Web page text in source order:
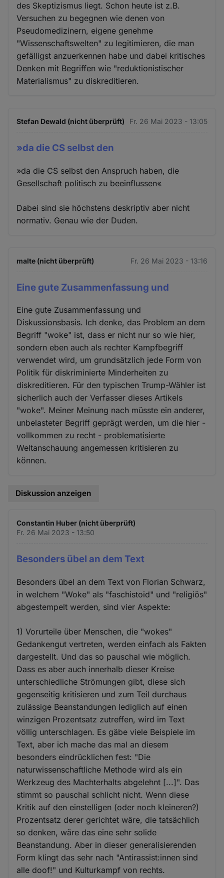
des Skeptizismus liegt. Schon heute ist z.B.
Versuchen zu begegnen wie denen von
Pseudomedizinern, eigene genehme
"Wissenschaftswelten" zu legitimieren, die man
gefälligst anzuerkennen habe und dabei kritisches
Denken mit Begriffen wie "reduktionistischer
Materialismus" zu diskreditieren.
Stefan Dewald (nicht überprüft) Fr. 26 Mai 2023 - 13:05
»da die CS selbst den
»da die CS selbst den Anspruch haben, die
Gesellschaft politisch zu beeinflussen«
Dabei sind sie höchstens deskriptiv aber nicht
normativ. Genau wie der Duden.
malte (nicht überprüft) Fr. 26 Mai 2023 - 13:16
Eine gute Zusammenfassung und
Eine gute Zusammenfassung und
Diskussionsbasis. Ich denke, das Problem an dem
Begriff "woke" ist, dass er nicht nur so wie hier,
sondern eben auch als rechter Kampfbegriff
verwendet wird, um grundsätzlich jede Form von
Politik für diskriminierte Minderheiten zu
diskreditieren. Für den typischen Trump-Wähler ist
sicherlich auch der Verfasser dieses Artikels
"woke". Meiner Meinung nach müsste ein anderer,
unbelasteter Begriff geprägt werden, um die hier -
vollkommen zu recht - problematisierte
Weltanschauung angemessen kritisieren zu
können.
Diskussion anzeigen
Constantin Huber (nicht überprüft)
Fr. 26 Mai 2023 - 13:50
Besonders übel an dem Text
Besonders übel an dem Text von Florian Schwarz,
in welchem "Woke" als "faschistoid" und "religiös"
abgestempelt werden, sind vier Aspekte:
1) Vorurteile über Menschen, die "wokes"
Gedankengut vertreten, werden einfach als Fakten
dargestellt. Und das so pauschal wie möglich.
Dass es aber auch innerhalb dieser Kreise
unterschiedliche Strömungen gibt, diese sich
gegenseitig kritisieren und zum Teil durchaus
zulässige Beanstandungen lediglich auf einen
winzigen Prozentsatz zutreffen, wird im Text
völlig unterschlagen. Es gäbe viele Beispiele im
Text, aber ich mache das mal an diesem
besonders eindrücklichen fest: "Die
naturwissenschaftliche Methode wird als ein
Werkzeug des Machterhalts abgelehnt [...]". Das
stimmt so pauschal schlicht nicht. Wenn diese
Kritik auf den einstelligen (oder noch kleineren?)
Prozentsatz derer gerichtet wäre, die tatsächlich
so denken, wäre das eine sehr solide
Beanstandung. Aber in dieser generalisierenden
Form klingt das sehr nach "Antirassist:innen sind
alle doof!" und Kulturkampf von rechts.